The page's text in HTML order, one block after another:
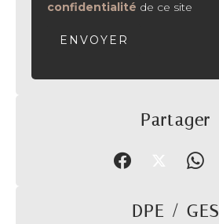
confidentialité de ce site
ENVOYER
Partager
DPE / GES